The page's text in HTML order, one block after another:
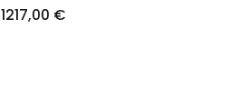
1217,00 €